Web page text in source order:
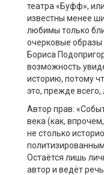
театра «Буфф»,
известны менее
любимы только
очерковые образы
Бориса
возможность
историю, потому
это, прежде всего,
Автор прав:
века (как,
не столько
Остаётся лишь
автор и ведёт